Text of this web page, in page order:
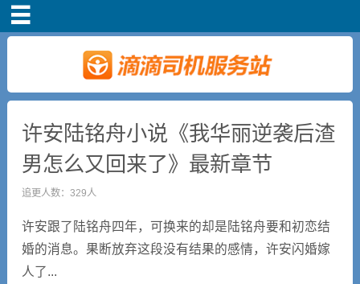
司机注册
新手指导
奖励政策
滴滴车主司机端下
载
许安陆铭舟小说《我华丽逆袭后渣
男怎么又回来了》最新章节
追更人数：329人
许安跟了陆铭舟四年，可换来的却是陆铭舟要和初恋结
婚的消息。果断放弃这段没有结果的感情，许安闪婚嫁
人了...